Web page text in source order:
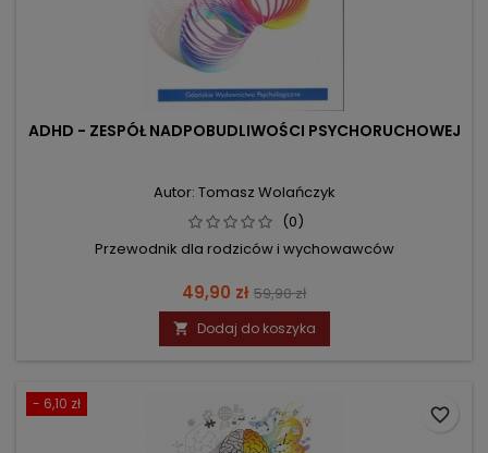
ADHD - ZESPÓŁ NADPOBUDLIWOŚCI PSYCHORUCHOWEJ
Autor: Tomasz Wolańczyk
(0)
Przewodnik dla rodziców i wychowawców
Cena
49,90 zł Cena
podstawowa
59,90 zł
 Dodaj do koszyka
- 6,10 zł
favorite_border